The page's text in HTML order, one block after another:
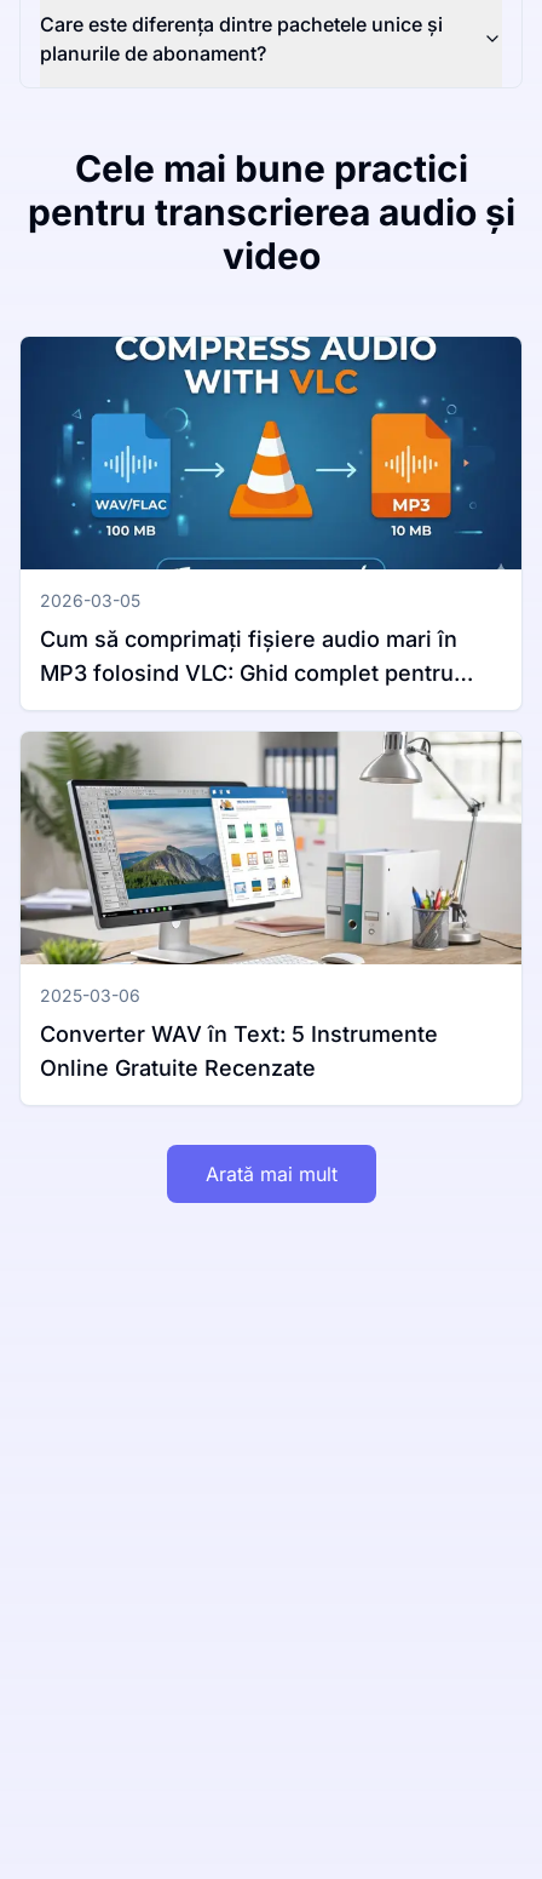
Care este diferența dintre pachetele unice și
planurile de abonament?
Cele mai bune practici
pentru transcrierea audio și
video
2026-03-05
Cum să comprimați fișiere audio mari în
MP3 folosind VLC: Ghid complet pentru
Windows și Mac
2025-03-06
Converter WAV în Text: 5 Instrumente
Online Gratuite Recenzate
Arată mai mult